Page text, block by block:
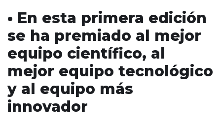
• En esta primera edición
se ha premiado al mejor
equipo científico, al
mejor equipo tecnológico
y al equipo más
innovador